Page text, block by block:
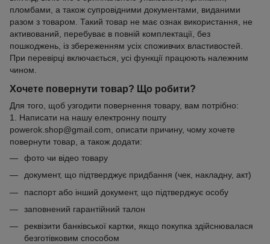
пломбами, а також супровідними документами, виданими
разом з товаром. Такий товар не має ознак використання, не
активований, перебуває в повній комплектації, без
пошкоджень, із збереженням усіх споживчих властивостей.
При перевірці включається, усі функції працюють належним
чином.
Хочете повернути товар? Що робити?
Для того, щоб узгодити повернення товару, вам потрібно:
1. Написати на нашу електронну пошту
powerok.shop@gmail.com, описати причину, чому хочете
повернути товар, а також додати:
фото чи відео товару
документ, що підтверджує придбання (чек, накладну, акт)
паспорт або інший документ, що підтверджує особу
заповнений гарантійний талон
реквізити банківської картки, якщо покупка здійснювалася
безготівковим способом